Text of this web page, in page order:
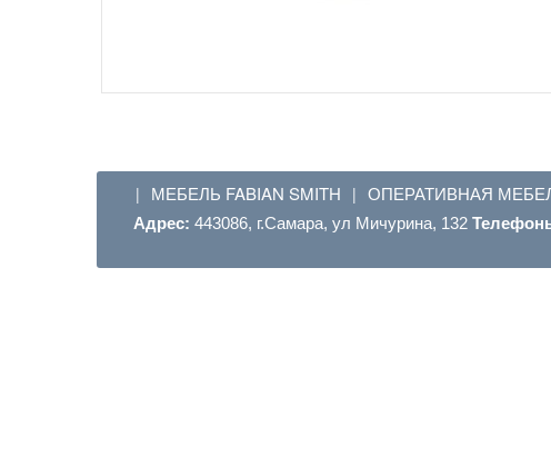
| МЕБЕЛЬ FABIAN SMITH | ОПЕРАТИВНАЯ
Адрес: 443086, г.Самара, ул Мичурина, 132